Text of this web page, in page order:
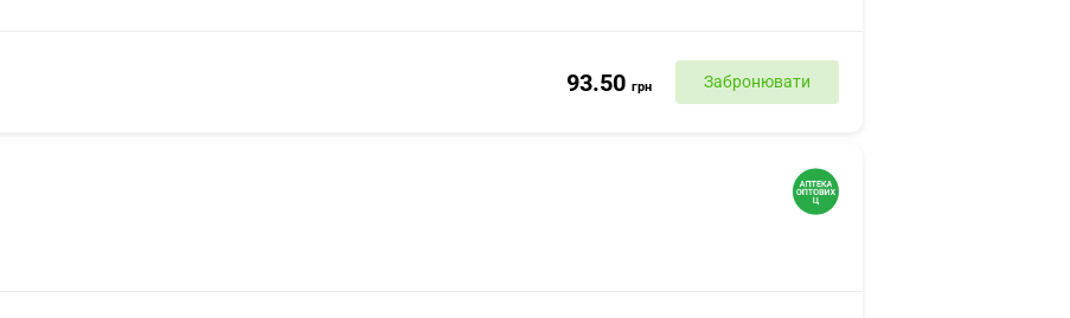
93.50 грн Забронювати